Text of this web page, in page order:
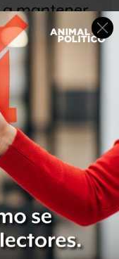
“pero nunca
a los